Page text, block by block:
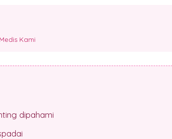
Kami
dipahami